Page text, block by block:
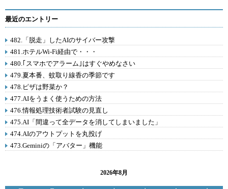
最近のエントリー
482.「脱走」したAIのサイバー攻撃
481.ホテルWi-Fi経由で・・・
480.｢スマホでアラーム｣はすぐやめなさい
479.夏本番、蚊取り線香の季節です
478.ピザは野菜か？
477.AIをうまく使うための方法
476.情報処理技術者試験の見直し
475.AI「間違って全データを消してしまいました」
474.AIのアウトプットを丸投げ
473.Geminiの「アバター」機能
2026年8月